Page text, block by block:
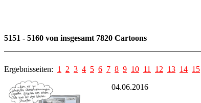
5151 - 5160 von insgesamt 7820 Cartoons
Ergebnisseiten: 1 2 3 4 5 6 7 8 9 10 11 12 13 14 15
04.06.2016